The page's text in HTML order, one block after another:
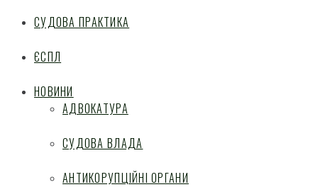
СУДОВА ПРАКТИКА
ЄСПЛ
НОВИНИ
АДВОКАТУРА
СУДОВА ВЛАДА
АНТИКОРУПЦІЙНІ ОРГАНИ